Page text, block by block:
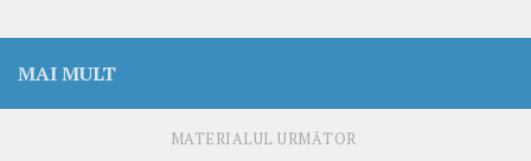
MAI MULT
MATERIALUL URMĂTOR